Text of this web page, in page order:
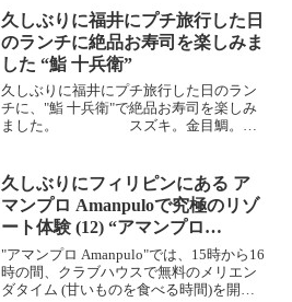
葉、サンタモニカの雲丹、甘エビ...
久しぶりに福井にプチ旅行した日
のランチに絶品お寿司を楽しみま
した “鮨 十兵衛”
久しぶりに福井にプチ旅行した日のラン
チに、"鮨 十兵衛"で絶品お寿司を楽しみ
ました。 スズキ。金目鯛。ア
鰹。北寄貝。中トロ。お味噌汁。 かん
ぴょう巻き。(厚焼き卵...
久しぶりにフィリピンにある ア
マンプロ Amanpuloで究極のリゾ
ート体験 (12) “アマンプロ
Amanpulo”
"アマンプロ Amanpulo"では、15時から16
時の間、クラブハウスで無料のメリエン
ダタイム (甘いものを食べる時間)を開催